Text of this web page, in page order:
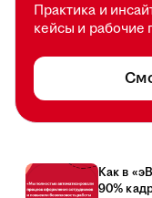
Практика и
кейсы и рабочие
Как в
90%